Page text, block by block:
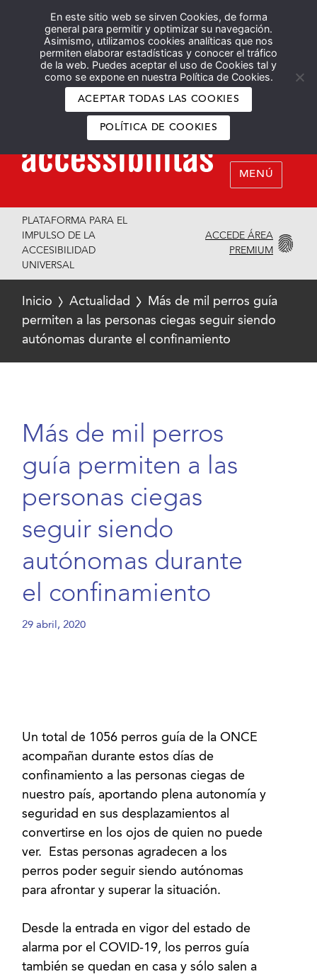
En este sitio web se sirven Cookies, de forma
general para permitir y optimizar su navegación.
Asimismo, utilizamos cookies analíticas que nos
permiten elaborar estadísticas y conocer el tráfico
de la web. Puedes aceptar el uso de Cookies tal y
como se expone en nuestra Política de Cookies.
ACEPTAR TODAS LAS COOKIES
POLÍTICA DE COOKIES
Español English
MENÚ
PLATAFORMA PARA EL
IMPULSO DE LA
ACCESIBILIDAD
UNIVERSAL
ACCEDE ÁREA
PREMIUM
Inicio Actualidad
Más de mil perros guía
permiten a las personas ciegas seguir siendo
autónomas durante el confinamiento
Más de mil perros
guía permiten a las
personas ciegas
seguir siendo
autónomas durante
el confinamiento
29 abril, 2020
Un total de 1056 perros guía de la ONCE
acompañan durante estos días de
confinamiento a las personas ciegas de
nuestro país, aportando plena autonomía y
seguridad en sus desplazamientos al
convertirse en los ojos de quien no puede
ver. Estas personas agradecen a los
perros poder seguir siendo autónomas
para afrontar y superar la situación.
Desde la entrada en vigor del estado de
alarma por el COVID-19, los perros guía
también se quedan en casa y sólo salen a